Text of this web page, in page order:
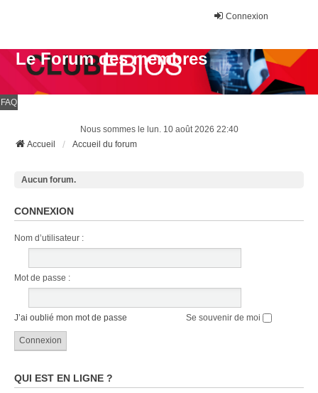
Connexion
Le Forum des membres
FAQ
Nous sommes le lun. 10 août 2026 22:40
Accueil
Accueil du forum
Aucun forum.
CONNEXION
Nom d’utilisateur :
Mot de passe :
J’ai oublié mon mot de passe Se souvenir de moi
QUI EST EN LIGNE ?